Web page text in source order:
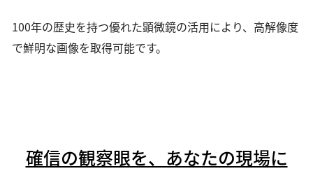
100年の歴史を持つ優れた顕微鏡の活用により、高解像度
で鮮明な画像を取得可能です。
確信の観察眼を、あなたの現場に